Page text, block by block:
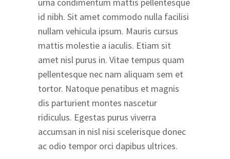
id nibh. Sit amet commodo nulla facilisi
nullam vehicula ipsum. Mauris cursus
mattis molestie a iaculis. Etiam sit
amet nisl purus in. Vitae tempus quam
pellentesque nec nam aliquam sem et
tortor. Natoque penatibus et magnis
dis parturient montes nascetur
ridiculus. Egestas purus viverra
accumsan in nisl nisi scelerisque donec
ac odio tempor orci dapibus ultrices.